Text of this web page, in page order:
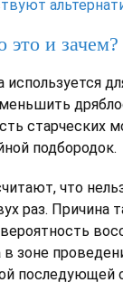
это и зачем?
используется
старческих
подбородок.
что
раз. Причина
зоне
последующей